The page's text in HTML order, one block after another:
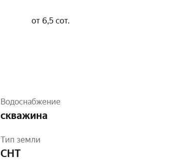
от 6,5 сот.
Водоснабжение
скважина
Тип земли
СНТ